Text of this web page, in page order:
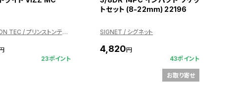
PRINCETON TEC / プリンストンテック
23ポイント
トセット (8-22mm) 22196
SIGNET / シグネット
4,820円
43ポイント
お取り寄せ